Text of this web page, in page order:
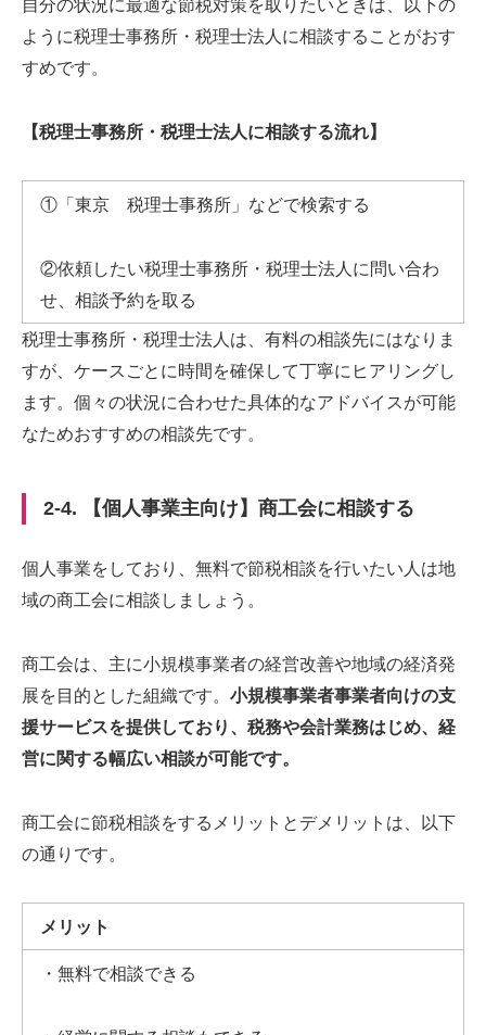
自分の状況に最適な節税対策を取りたいときは、以下の
ように税理士事務所・税理士法人に相談することがおす
すめです。
【税理士事務所・税理士法人に相談する流れ】
①「東京 税理士事務所」などで検索する
②依頼したい税理士事務所・税理士法人に問い合わ
せ、相談予約を取る
税理士事務所・税理士法人は、有料の相談先にはなりま
すが、ケースごとに時間を確保して丁寧にヒアリングし
ます。個々の状況に合わせた具体的なアドバイスが可能
なためおすすめの相談先です。
2-4. 【個人事業主向け】商工会に相談する
個人事業をしており、無料で節税相談を行いたい人は地
域の商工会に相談しましょう。
商工会は、主に小規模事業者の経営改善や地域の経済発
展を目的とした組織です。 小規模事業者事業者向けの支
援サービスを提供しており、税務や会計業務はじめ、経
営に関する幅広い相談が可能です。
商工会に節税相談をするメリットとデメリットは、以下
の通りです。
メリット
・無料で相談できる